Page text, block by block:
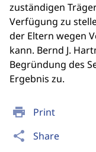
print Print
share Share
zuständigen
Verfügung zu
der Eltern wegen
kann. Bernd J.
Begründung des
Ergebnis zu.